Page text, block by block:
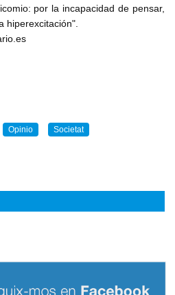
por la incapacidad de pensar,
hiperexcitación".
Opinio Societat